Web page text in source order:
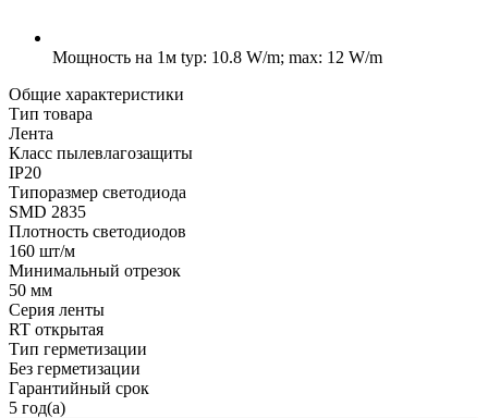
Мощность на 1м typ: 10.8 W/m; max: 12 W/m
Общие характеристики
Тип товара
Лента
Класс пылевлагозащиты
IP20
Типоразмер светодиода
SMD 2835
Плотность светодиодов
160 шт/м
Минимальный отрезок
50 мм
Серия ленты
RT открытая
Тип герметизации
Без герметизации
Гарантийный срок
5 год(а)